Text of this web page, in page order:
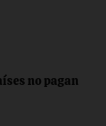
no pagan